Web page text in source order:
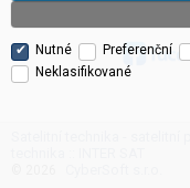
Nutné Preferenční
Neklasifikované